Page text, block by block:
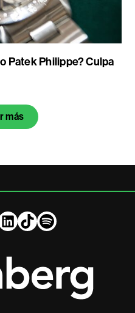
Patek Philippe? Culpa
más